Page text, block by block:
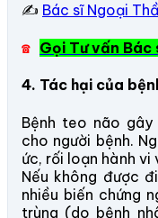
✍ Bác sĩ Ngoại
☎ Gọi Tư vấn Bác
4. Tác hại của
Bệnh teo não gây
cho người bệnh.
ức, rối loạn hành
Nếu không được
nhiều biến chứng
trùng (do bệnh